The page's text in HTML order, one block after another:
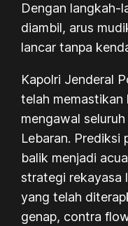
Dengan langkah-
diambil, arus
lancar tanpa
Kapolri Jenderal
telah memastikan
mengawal
Lebaran. Prediksi
balik menjadi
strategi rekayasa
yang telah
genap, contra